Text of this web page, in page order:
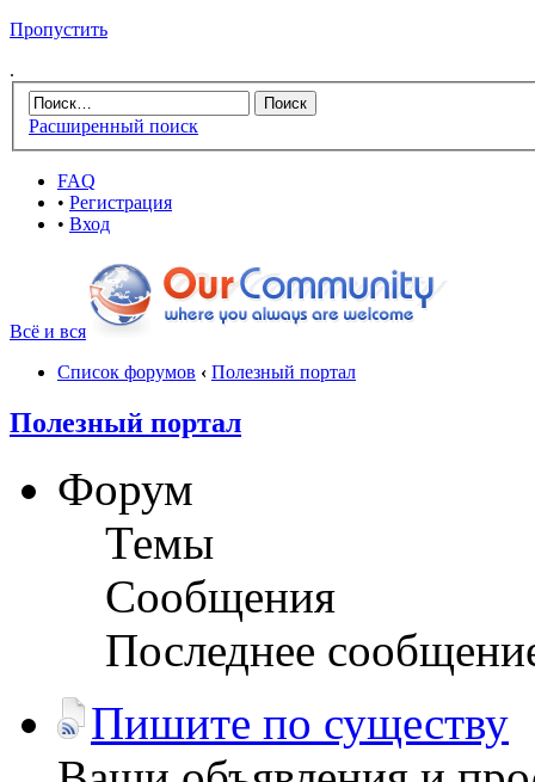
Пропустить
.
Расширенный поиск
FAQ
• Регистрация
• Вход
Всё и вся
Список форумов ‹ Полезный портал
Полезный портал
Форум
Темы
Сообщения
Последнее
Пишите по существу